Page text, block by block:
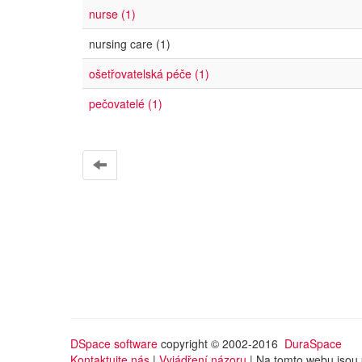
nurse (1)
nursing care (1)
ošetřovatelská péče (1)
pečovatelé (1)
DSpace software copyright © 2002-2016 DuraSpace